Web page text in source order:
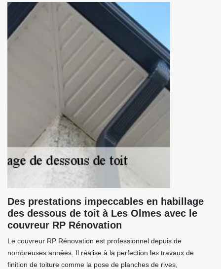
Des prestations impeccables en habillage
des dessous de toit à Les Olmes avec le
couvreur RP Rénovation
Le couvreur RP Rénovation est professionnel depuis de
nombreuses années. Il réalise à la perfection les travaux de
finition de toiture comme la pose de planches de rives,